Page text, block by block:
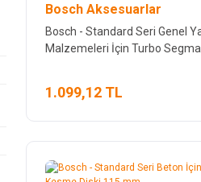
Bosch Aksesuarlar
Bosch - Standard Seri Genel
Malzemeleri İçin Turbo
1.099,12 TL